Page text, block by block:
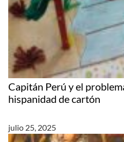
Capitán Perú y el
hispanidad de cartón
julio 25, 2025